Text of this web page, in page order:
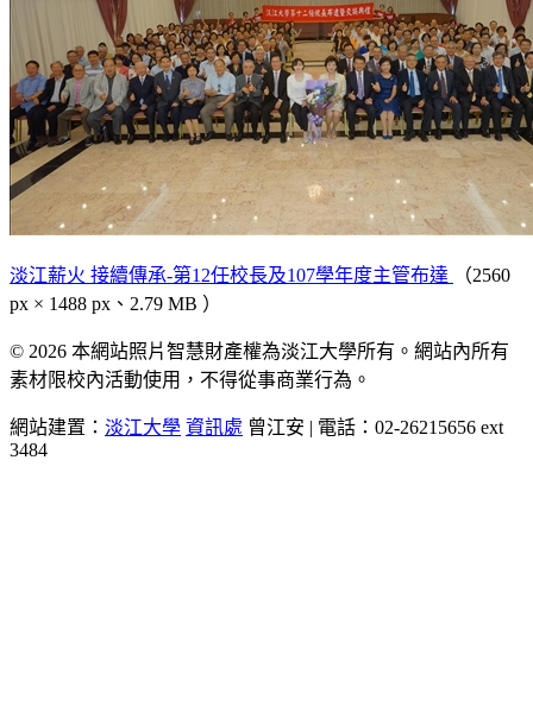
淡江薪火 接續傳承-第12任校長及107學年度主管布達
（2560
px × 1488 px、2.79 MB ）
© 2026 本網站照片智慧財產權為淡江大學所有。網站內所有
素材限校內活動使用，不得從事商業行為。
網站建置： 淡江大學 資訊處 曾江安 | 電話：02-26215656 ext
3484